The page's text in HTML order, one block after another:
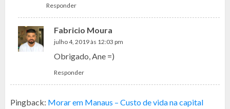
Responder
Fabricio Moura
julho 4, 2019 às 12:03 pm
Obrigado, Ane =)
Responder
Pingback: Morar em Manaus – Custo de vida na capital